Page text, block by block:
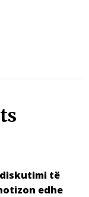
të
edhe